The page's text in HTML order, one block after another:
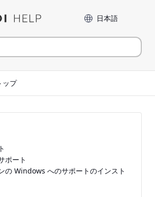
言語
ップ
ポート
の Windows へのサポートのインスト